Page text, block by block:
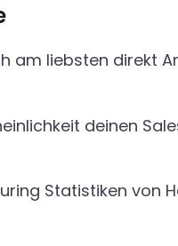
am liebsten direkt
deinen
Statistiken von